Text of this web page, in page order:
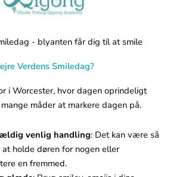
Verdens Smiledag?
i Worcester, hvor dagen oprindeligt
måder at markere dagen på.
venlig handling: Det kan være så
at holde døren for nogen eller
en fremmed.